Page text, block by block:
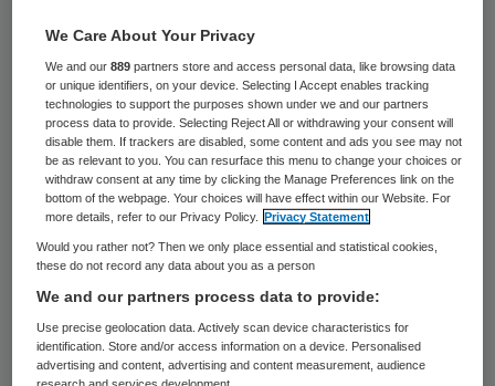
heden weer gratis laten vaccineren. “Homo-
en bi-mannen en transpersonen die nog niet
eerder gevaccineerd zijn en die van zichzelf
weten dat zij een grotere kans hebben om
een mpox-infectie op te lopen, kunnen
vanaf vandaag een afspraak maken bij hun
GGD”, meldt Soa Aids Nederland maandag.
Mannen en transpersonen die niet weten of
zij de vaccinatie nodig hebben, kunnen
We Care About Your Privacy
We and our889 partners store and access personal data, like browsing data
or unique identifiers, on your device. Selecting I Accept enables tracking
technologies to support the purposes shown under we and our partners
process data to provide. Selecting Reject All or withdrawing your consent will
disable them. If trackers are disabled, some content and ads you see may not
be as relevant to you. You can resurface this menu to change your choices or
withdraw consent at any time by clicking the Manage Preferences link on the
bottom of the webpage. Your choices will have effect within our Website. For
more details, refer to our Privacy Policy.
Privacy Statement
Would you rather not? Then we only place essential and statistical cookies,
these do not record any data about you as a person
We and our partners process data to provide:
Use precise geolocation data. Actively scan device characteristics for
identification. Store and/or access information on a device. Personalised
advertising and content, advertising and content measurement, audience